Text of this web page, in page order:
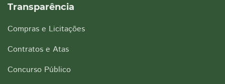
Transparência
Compras e Licitações
Contratos e Atas
Concurso Público